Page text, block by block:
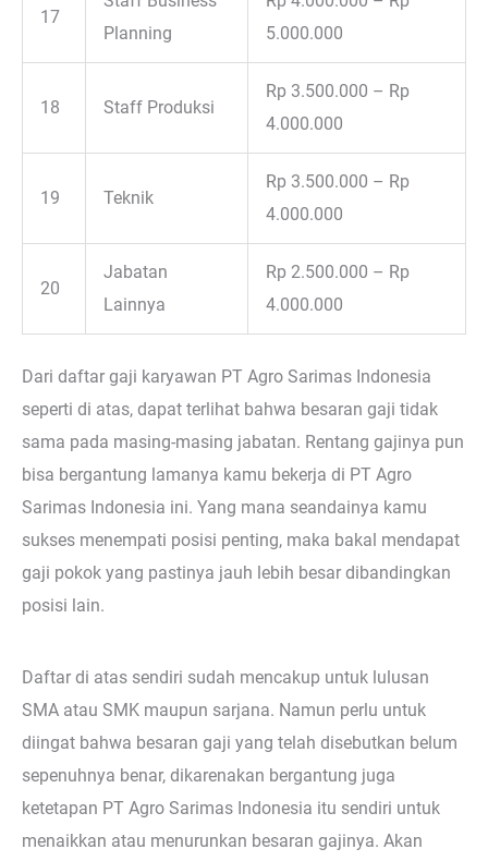
17
Planning
5.000.000
18 Staff Produksi
Rp 3.500.000 – Rp
4.000.000
19 Teknik
Rp 3.500.000 – Rp
4.000.000
20
Jabatan
Lainnya
Rp 2.500.000 – Rp
4.000.000
Dari daftar gaji karyawan PT Agro Sarimas Indonesia
seperti di atas, dapat terlihat bahwa besaran gaji tidak
sama pada masing-masing jabatan. Rentang gajinya pun
bisa bergantung lamanya kamu bekerja di PT Agro
Sarimas Indonesia ini. Yang mana seandainya kamu
sukses menempati posisi penting, maka bakal mendapat
gaji pokok yang pastinya jauh lebih besar dibandingkan
posisi lain.
Daftar di atas sendiri sudah mencakup untuk lulusan
SMA atau SMK maupun sarjana. Namun perlu untuk
diingat bahwa besaran gaji yang telah disebutkan belum
sepenuhnya benar, dikarenakan bergantung juga
ketetapan PT Agro Sarimas Indonesia itu sendiri untuk
menaikkan atau menurunkan besaran gajinya. Akan